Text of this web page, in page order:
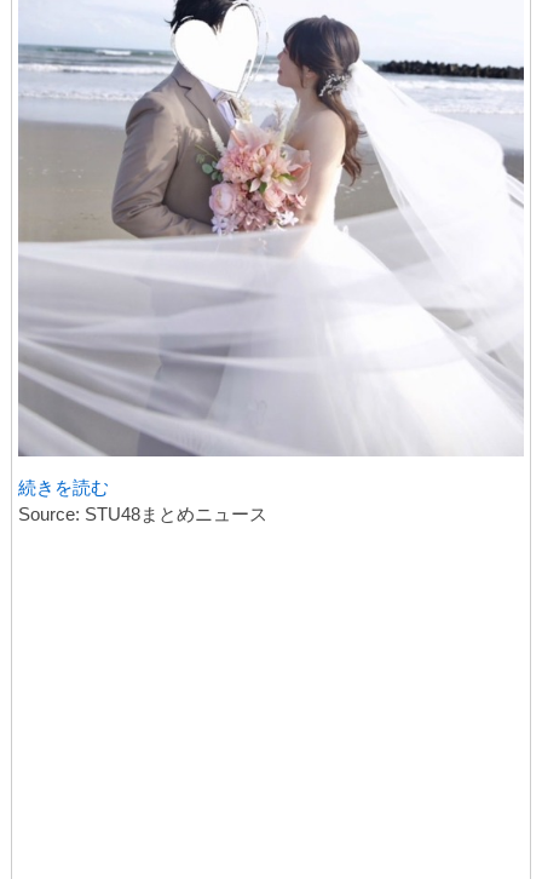
続きを読む
Source: STU48まとめニュース